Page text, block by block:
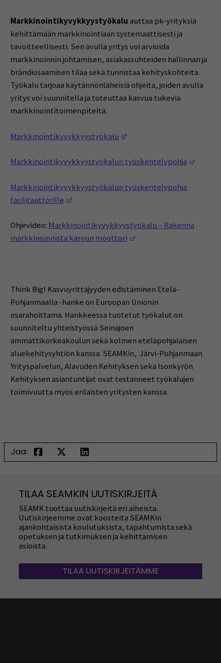
Markkinointikyvykkyystyökaluauttaa pk-yrityksiä
kehittämään markkinointiaan systemaattisesti ja
tavoitteellisesti. Sen avulla yritys voi arvioida
markkinoinnin johtamisen, asiakassuhteiden hallinnan ja
brändiosaamisen tilaa sekä tunnistaa kehityskohteita.
Työkalu tarjoaa käytännönläheisiä ohjeita, joiden avulla
yritys voi suunnitella ja toteuttaa kasvua tukevia
markkinointitoimenpiteitä.
Markkinointikyvykkyystyökalu
Markkinointikyvykkyystyökalun työskentelypohja
Markkinointikyvykkyystyökalun työskentelypohja
fasilitaattorille
Ohjevideo: Markkinointikyvykkyystyökalu – Rakenna
markkinoinnista kasvun moottori
Think Big! Kasvuyrittäjyyden edistäminen Etelä-
Pohjanmaalla -hanke on Euroopan Unionin
osarahoittama. Hankkeessa tuotetut työkalut on
suunniteltu yhteistyössä Seinäjoen
ammattikorkeakoulun sekä kolmen eteläpohjalaisen
aluekehitysyhtiön kanssa. SEAMKin, Järvi-Pohjanmaan
Yrityspalvelun, Alavuden Kehityksen sekä Isonkyrön
Kehityksen asiantuntijat ovat testanneet työkalujen
toimivuutta myös erilaisten yritysten kanssa.
Jaa:
TILAA SEAMKIN UUTISKIRJEITÄ
SEAMK tuottaa uutiskirjeitä eri aiheista.
Uutiskirjeemme ovat koosteita SEAMKin
ajankohtaisista koulutuksista, tapahtumista sekä
opetuksen ja tutkimuksen ja kehittämisen
asioista.
TILAA UUTISKIRJEITÄMME